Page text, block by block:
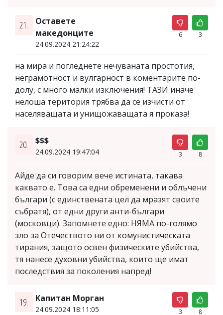
21.
Оставете
македонците
24.09.2024 21:24:22
6 3
на мира и погледнете нечуваната простотия,
неграмотност и вулгарност в коментарите по-
долу, с много малки изключения! ТАЗИ иначе
нелоша територия трябва да се изчисти от
населяващата и унищожаващата я проказа!
20. $$$
24.09.2024 19:47:04 3 8
Айде да си говорим вече истината, такава
каквато е. Това са едни обременени и облъчени
българи (с единствената цел да мразят своите
събратя), от едни други анти-българи
(московци). Запомнете едно: НЯМА по-голямо
зло за Отечеството ни от комунистическата
тирания, защото освен физическите убийства,
тя нанесе духовни убийства, които ще имат
последствия за поколения напред!
19. Капитан Морган
24.09.2024 18:11:05 3 8